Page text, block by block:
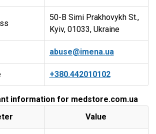
50-B Simi Prakhovykh St.,
Kyiv, 01033, Ukraine
abuse@imena.ua
+380.442010102
information for medstore.com.ua
Value